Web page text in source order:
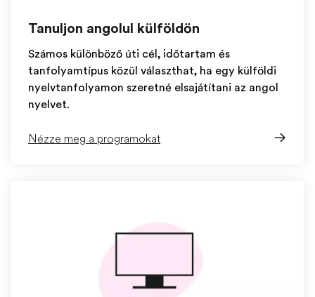
Tanuljon angolul külföldön
Számos különböző úti cél, időtartam és
tanfolyamtípus közül választhat, ha egy külföldi
nyelvtanfolyamon szeretné elsajátítani az angol
nyelvet.
Nézze meg a programokat